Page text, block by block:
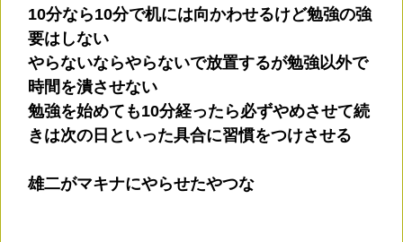
10分なら10分で机には向かわせるけど勉強の強
要はしない
やらないならやらないで放置するが勉強以外で
時間を潰させない
勉強を始めても10分経ったら必ずやめさせて続
きは次の日といった具合に習慣をつけさせる
雄二がマキナにやらせたやつな